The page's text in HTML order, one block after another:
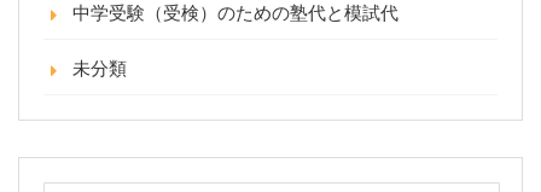
中学受験（受検）のための塾代と模試代
未分類